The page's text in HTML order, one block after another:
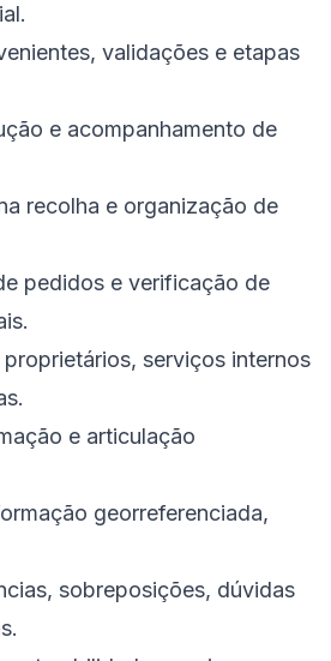
validações e etapas
e acompanhamento de
recolha e organização de
pedidos e verificação de
serviços internos
e articulação
georreferenciada,
sobreposições, dúvidas